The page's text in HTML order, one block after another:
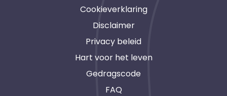
Cookieverklaring
Disclaimer
Privacy beleid
Hart voor het leven
Gedragscode
FAQ